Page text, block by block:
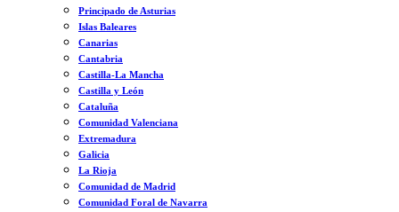
Principado de Asturias
Islas Baleares
Canarias
Cantabria
Castilla-La Mancha
Castilla y León
Cataluña
Comunidad Valenciana
Extremadura
Galicia
La Rioja
Comunidad de Madrid
Comunidad Foral de Navarra